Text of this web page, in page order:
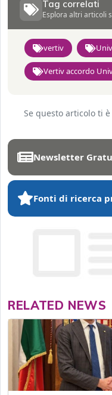
Tag correlati
Esplora altri articoli
vertiv
Vertiv accordo
Se questo articolo ti
Newsletter
Fonti di ricerca
RELATED NEWS